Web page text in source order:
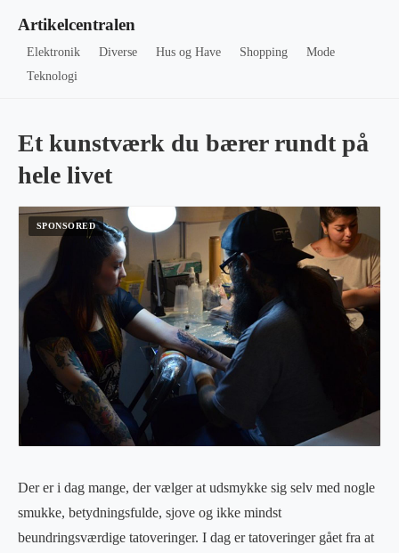
Artikelcentralen
Elektronik Diverse Hus og Have Shopping
Mode
Teknologi
Et kunstværk du bærer rundt på
hele livet
Der er i dag mange, der vælger at udsmykke sig selv med nogle
smukke, betydningsfulde, sjove og ikke mindst
beundringsværdige tatoveringer. I dag er tatoveringer gået fra at